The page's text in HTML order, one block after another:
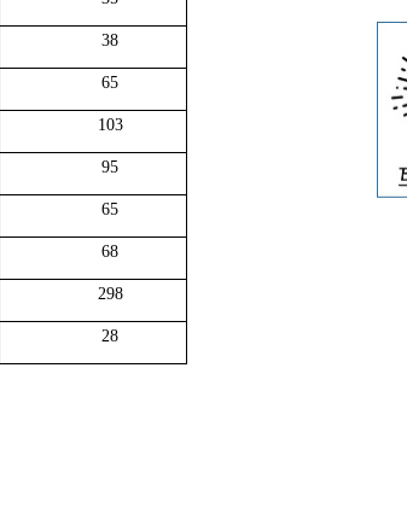
38
65
103
95
65
68
298
28